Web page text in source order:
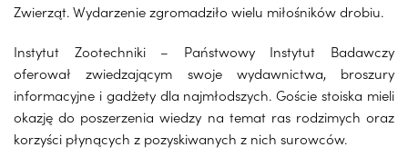
Zwierząt. Wydarzenie zgromadziło wielu miłośników drobiu.
Instytut Zootechniki – Państwowy Instytut Badawczy
oferował zwiedzającym swoje wydawnictwa, broszury
informacyjne i gadżety dla najmłodszych. Goście stoiska mieli
okazję do poszerzenia wiedzy na temat ras rodzimych oraz
korzyści płynących z pozyskiwanych z nich surowców.